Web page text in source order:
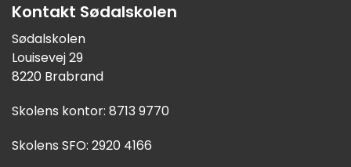
Kontakt Sødalskolen
Sødalskolen
Louisevej 29
8220 Brabrand
Skolens kontor: 8713 9770
Skolens SFO: 2920 4166